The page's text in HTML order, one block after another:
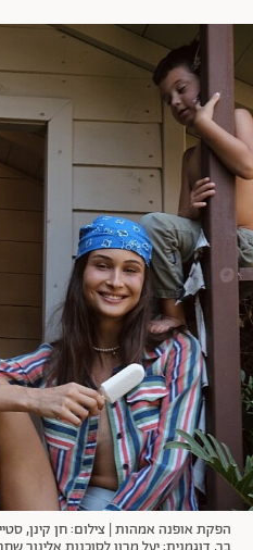
תרבות
יחסים
תוכן
תנאי
מדיניות
הצהרת
שירות
© יובל סיגלר
Powered byRGB Media
הפקת אופנה אמהות | צילום: חן קינן,